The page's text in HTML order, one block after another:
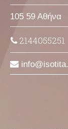
105 59 Αθήνα
2144055251
info isotita